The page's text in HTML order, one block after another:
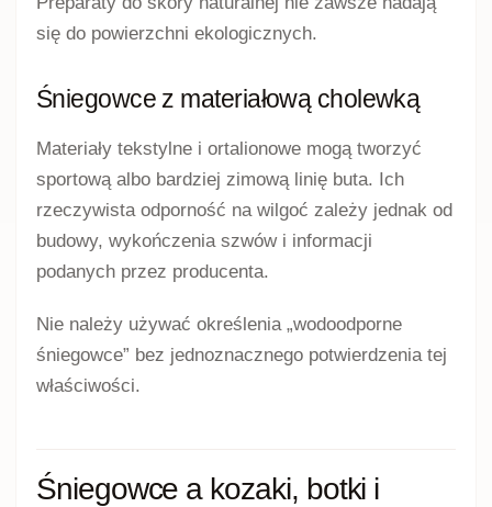
się do powierzchni ekologicznych.
Śniegowce z materiałową cholewką
Materiały tekstylne i ortalionowe mogą tworzyć
sportową albo bardziej zimową linię buta. Ich
rzeczywista odporność na wilgoć zależy jednak od
budowy, wykończenia szwów i informacji
podanych przez producenta.
Nie należy używać określenia „wodoodporne
śniegowce” bez jednoznacznego potwierdzenia tej
właściwości.
Śniegowce a kozaki, botki i